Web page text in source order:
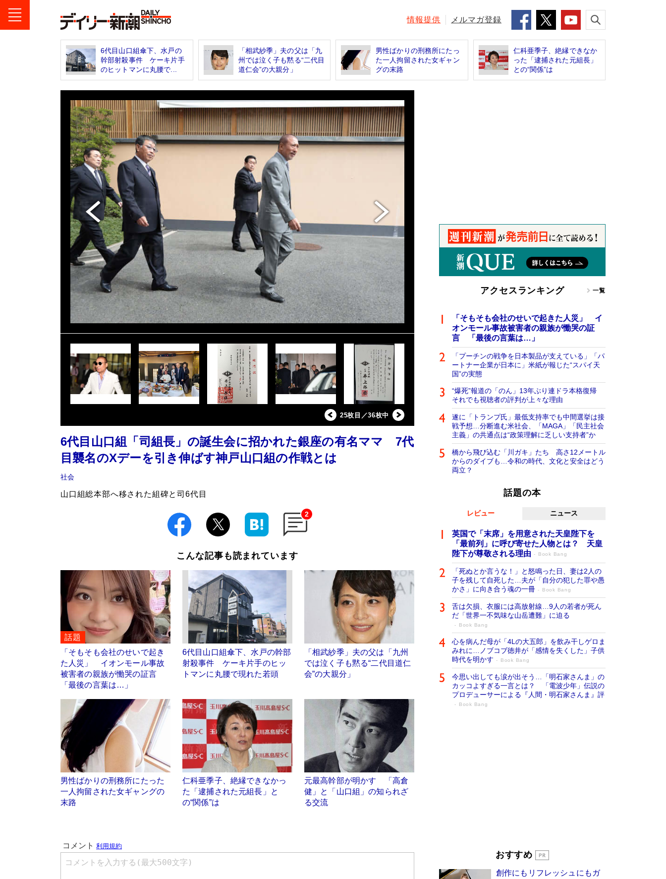
情報提供 メルマガ登録
6代目山口組傘下、水戸の
幹部射殺事件 ケーキ片手
のヒットマンに丸腰で...
「相武紗季」夫の父は「九
州では泣く子も黙る“二代目
道仁会”の大親分」
男性ばかりの刑務所にたっ
た一人拘留された女ギャン
グの末路
仁科亜季子、絶縁できなか
った「逮捕された元組長」
との“関係”は
25枚目／36枚中
6代目山口組「司組長」の誕生会に招かれた銀座の有名ママ 7代
目襲名のXデーを引き伸ばす神戸山口組の作戦とは
社会
山口組総本部へ移された組碑と司6代目
2
こんな記事も読まれています
話題
「そもそも会社のせいで起き
た人災」 イオンモール事故
被害者の親族が慟哭の証言
「最後の言葉は…」
6代目山口組傘下、水戸の幹部
射殺事件 ケーキ片手のヒッ
トマンに丸腰で現れた若頭
「相武紗季」夫の父は「九州
では泣く子も黙る“二代目道仁
会”の大親分」
男性ばかりの刑務所にたった
一人拘留された女ギャングの
末路
仁科亜季子、絶縁できなかっ
た「逮捕された元組長」と
の“関係”は
元最高幹部が明かす 「高倉
健」と「山口組」の知られざ
る交流
アクセスランキング 一覧
「そもそも会社のせいで起きた人災」 イ
オンモール事故被害者の親族が慟哭の証
言 「最後の言葉は…」
「プーチンの戦争を日本製品が支えている」「パ
ートナー企業が日本に」米紙が報じた“スパイ天
国”の実態
“爆死”報道の「のん」13年ぶり連ドラ本格復帰
それでも視聴者の評判が上々な理由
遂に「トランプ氏」最低支持率でも中間選挙は接
戦予想…分断進む米社会、「MAGA」「民主社会
主義」の共通点は“政策理解に乏しい支持者”か
橋から飛び込む「川ガキ」たち 高さ12メートル
からのダイブも…令和の時代、文化と安全はどう
両立？
話題の本
レビュー ニュース
英国で「末席」を用意された天皇陛下を
「最前列」に呼び寄せた人物とは？ 天皇
陛下が尊敬される理由
Book Bang
「死ぬとか言うな！」と怒鳴った日、妻は2人の
子を残して自死した…夫が「自分の犯した罪や愚
かさ」に向き合う魂の一冊
Book Bang
舌は欠損、衣服には高放射線…9人の若者が死ん
だ「世界一不気味な山岳遭難」に迫る
Book Bang
心を病んだ母が「4Lの大五郎」を飲み干しゲロま
みれに…ノブコブ徳井が「感情を失くした」子供
時代を明かす
Book Bang
今思い出しても涙が出そう…「明石家さんま」の
カッコよすぎる一言とは？ 「電波少年」伝説の
プロデューサーによる『人間・明石家さんま』評
Book Bang
開発への関心を押し上げた18年の物語に幕 特装
Book Bang
おすすめ
創作にもリフレッシュにもガ